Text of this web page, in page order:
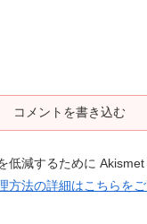
コメントを書き込む
低減するために Akismet
方法の詳細はこちらを